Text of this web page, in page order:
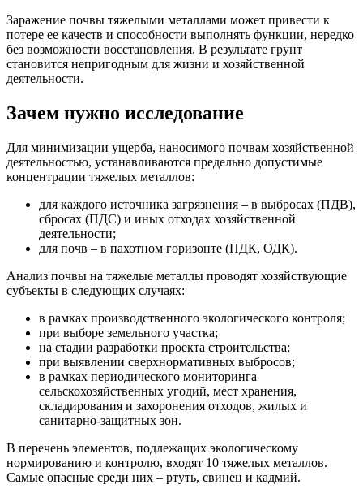
Заражение почвы тяжелыми металлами может привести к
потере ее качеств и способности выполнять функции, нередко
без возможности восстановления. В результате грунт
становится непригодным для жизни и хозяйственной
деятельности.
Зачем нужно исследование
Для минимизации ущерба, наносимого почвам хозяйственной
деятельностью, устанавливаются предельно допустимые
концентрации тяжелых металлов:
для каждого источника загрязнения – в выбросах (ПДВ),
сбросах (ПДС) и иных отходах хозяйственной
деятельности;
для почв – в пахотном горизонте (ПДК, ОДК).
Анализ почвы на тяжелые металлы проводят хозяйствующие
субъекты в следующих случаях:
в рамках производственного экологического контроля;
при выборе земельного участка;
на стадии разработки проекта строительства;
при выявлении сверхнормативных выбросов;
в рамках периодического мониторинга
сельскохозяйственных угодий, мест хранения,
складирования и захоронения отходов, жилых и
санитарно-защитных зон.
В перечень элементов, подлежащих экологическому
нормированию и контролю, входят 10 тяжелых металлов.
Самые опасные среди них – ртуть, свинец и кадмий.